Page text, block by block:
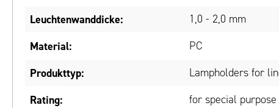
Leuchtenwanddicke: 1,0 - 2,0 mm
Material: PC
Produkttyp: Lampholders for
Rating: for special purpose